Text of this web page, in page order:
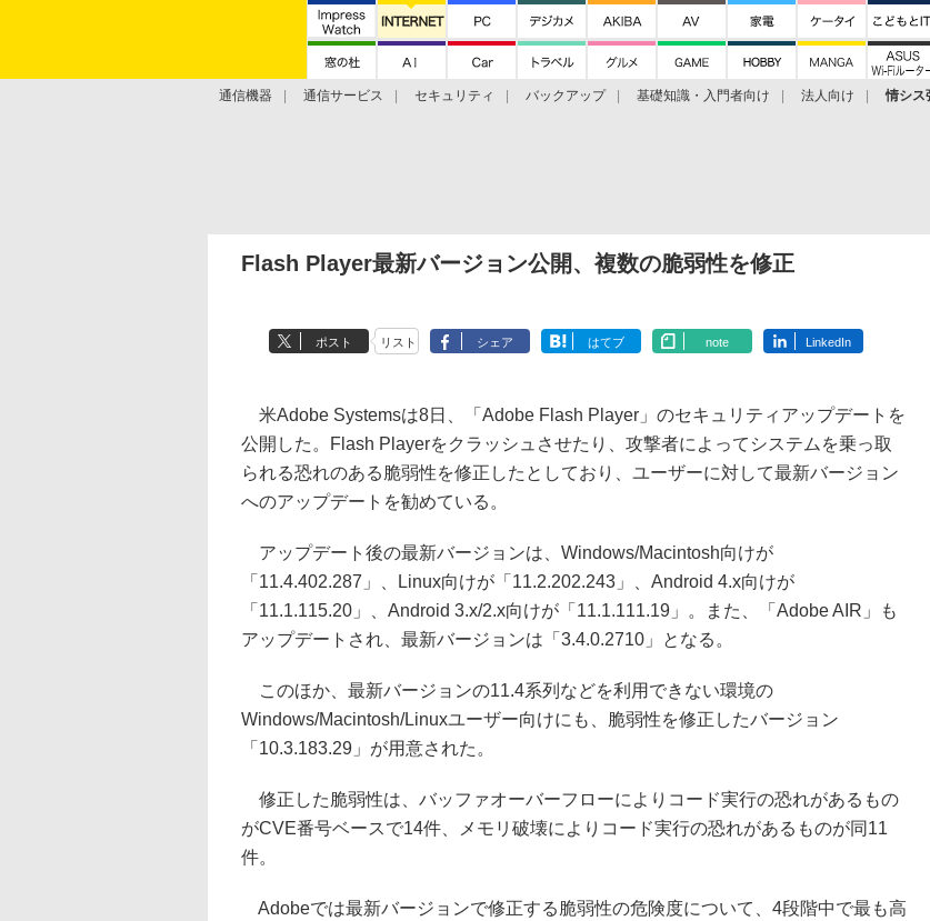
通信機器 通信サービス セキュリティ バックアップ 基礎知識・入門者向け 法人向け 情シス
Flash Player最新バージョン公開、複数の脆弱性を修正
ポスト リスト シェア はてブ note LinkedIn
米Adobe Systemsは8日、「Adobe Flash Player」のセキュリティアップデートを
公開した。Flash Playerをクラッシュさせたり、攻撃者によってシステムを乗っ取
られる恐れのある脆弱性を修正したとしており、ユーザーに対して最新バージョン
へのアップデートを勧めている。
アップデート後の最新バージョンは、Windows/Macintosh向けが
「11.4.402.287」、Linux向けが「11.2.202.243」、Android 4.x向けが
「11.1.115.20」、Android 3.x/2.x向けが「11.1.111.19」。また、「Adobe AIR」も
アップデートされ、最新バージョンは「3.4.0.2710」となる。
このほか、最新バージョンの11.4系列などを利用できない環境の
Windows/Macintosh/Linuxユーザー向けにも、脆弱性を修正したバージョン
「10.3.183.29」が用意された。
修正した脆弱性は、バッファオーバーフローによりコード実行の恐れがあるもの
がCVE番号ベースで14件、メモリ破壊によりコード実行の恐れがあるものが同11
件。
Adobeでは最新バージョンで修正する脆弱性の危険度について、4段階中で最も高